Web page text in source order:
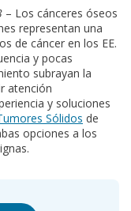
– Los cánceres óseos
representan una
de cáncer en los EE.
y pocas
subrayan la
atención
y soluciones
Sólidos de
opciones a los